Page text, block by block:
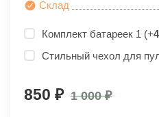
Склад
Комплект батареек 1 (+
Стильный чехол для
850 1 000